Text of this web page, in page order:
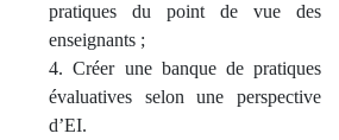
pratiques du point de vue des
enseignants ;
4. Créer une banque de pratiques
évaluatives selon une perspective
d’EI.